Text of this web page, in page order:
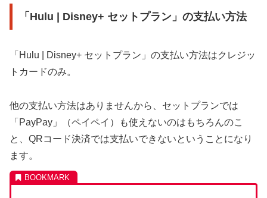
「Hulu | Disney+ セットプラン」の支払い方法
「Hulu | Disney+ セットプラン」の支払い方法はクレジッ
トカードのみ。
他の支払い方法はありませんから、セットプランでは
「PayPay」（ペイペイ）も使えないのはもちろんのこ
と、QRコード決済では支払いできないということになり
ます。